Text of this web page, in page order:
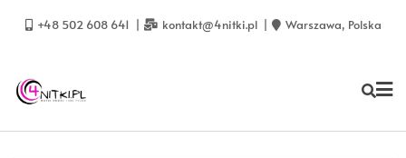
+48 502 608 641 kontakt@4nitki.pl Warszawa, Polska